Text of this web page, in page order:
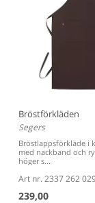
Bröstförkläden
Segers
Bröstlappsförkläde i
med nackband och
höger s...
Art nr. 2337 262
239,00